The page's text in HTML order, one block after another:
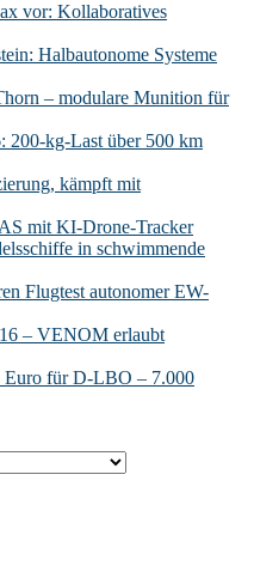
vor: Kollaboratives
Halbautonome Systeme
– modulare Munition für
kg-Last über 500 km
kämpft mit
mit KI-Drone-Tracker
in schwimmende
Flugtest autonomer EW-
– VENOM erlaubt
Euro für D-LBO – 7.000